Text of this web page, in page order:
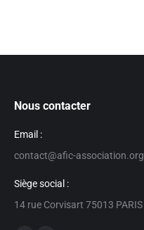
Nous contacter
Email :
contact@afic-association.org
Siège social :
14 rue Corvisart 75013 PARIS